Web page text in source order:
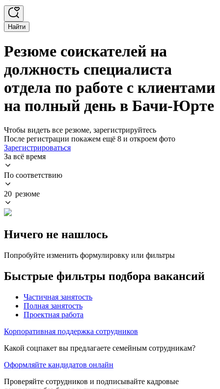
Найти
Резюме соискателей на
должность специалиста
отдела по работе с клиентами
на полный день в Бачи-Юрте
Чтобы видеть все резюме, зарегистрируйтесь
После регистрации покажем ещё 8 и откроем фото
Зарегистрироваться
За всё время
По соответствию
20 резюме
Ничего не нашлось
Попробуйте изменить формулировку или фильтры
Быстрые фильтры подбора вакансий
Частичная занятость
Полная занятость
Проектная работа
Корпоративная поддержка сотрудников
Какой соцпакет вы предлагаете семейным сотрудникам?
Оформляйте кандидатов онлайн
Проверяйте сотрудников и подписывайте кадровые